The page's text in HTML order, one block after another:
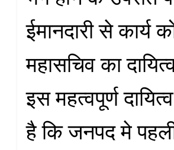
ईमानदारी से कार्य
महासचिव का
इस महत्वपूर्ण
है कि जनपद मे पहली